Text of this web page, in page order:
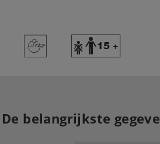
> Y
De belangrijkste